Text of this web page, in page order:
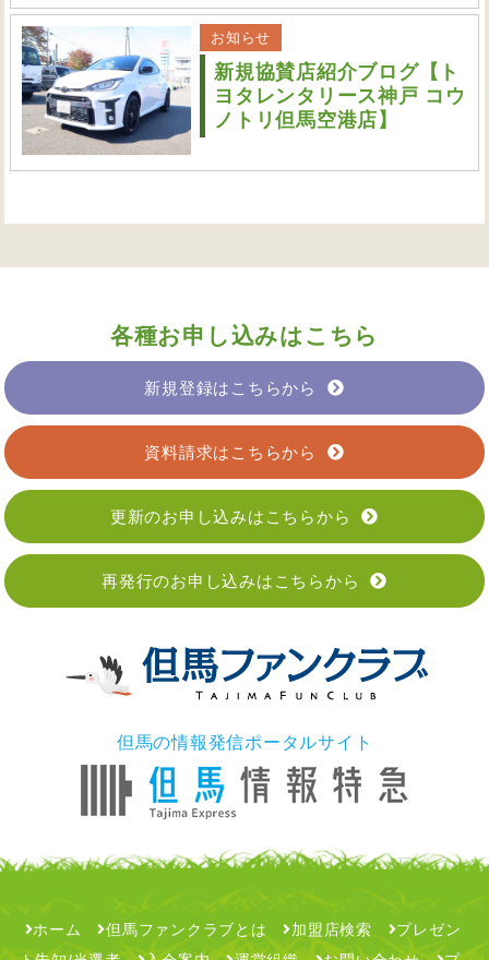
お知らせ
新規協賛店紹介ブログ【ト
ヨタレンタリース神戸 コウ
ノトリ但馬空港店】
各種お申し込みはこちら
新規登録はこちらから
資料請求はこちらから
更新のお申し込みはこちらから
再発行のお申し込みはこちらから
但馬の情報発信ポータルサイト
ホーム 但馬ファンクラブとは 加盟店検索
プレゼン